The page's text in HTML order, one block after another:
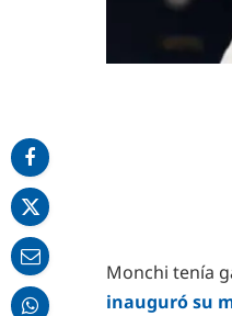
Monchi tenía
inauguró su